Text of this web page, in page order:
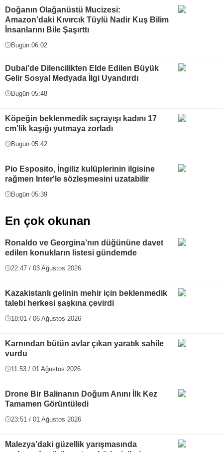
Doğanın Olağanüstü Mucizesi:
Amazon’daki Kıvırcık Tüylü Nadir Kuş Bilim
İnsanlarını Bile Şaşırttı
Bugün 06:02
Dubai’de Dilencilikten Elde Edilen Büyük
Gelir Sosyal Medyada İlgi Uyandırdı
Bugün 05:48
Köpeğin beklenmedik sıçrayışı kadını 17
cm’lik kaşığı yutmaya zorladı
Bugün 05:42
Pio Esposito, İngiliz kulüplerinin ilgisine
rağmen Inter'le sözleşmesini uzatabilir
Bugün 05:39
En çok okunan
Ronaldo ve Georgina’nın düğününe davet
edilen konukların listesi gündemde
22:47 / 03 Ağustos 2026
Kazakistanlı gelinin mehir için beklenmedik
talebi herkesi şaşkına çevirdi
18:01 / 06 Ağustos 2026
Karnından bütün avlar çıkan yaratık sahile
vurdu
11:53 / 01 Ağustos 2026
Drone Bir Balinanın Doğum Anını İlk Kez
Tamamen Görüntüledi
23:51 / 01 Ağustos 2026
Malezya’daki güzellik yarışmasında